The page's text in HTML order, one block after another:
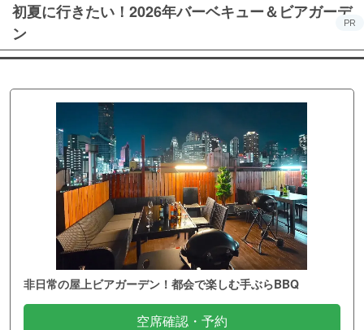
初夏に行きたい！2026年バーベキュー＆ビアガーデ
ン
PR
非日常の屋上ビアガーデン！都会で楽しむ手ぶらBBQ
空席確認・予約